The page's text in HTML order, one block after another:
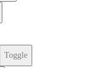
Toggle